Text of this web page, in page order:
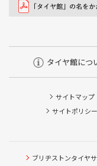
タイヤ館につ
サイトマップ
サイトポリシー
ブリヂストンタイヤ
タイヤ点検・安